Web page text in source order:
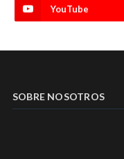
YouTube
SOBRE NOSOTROS